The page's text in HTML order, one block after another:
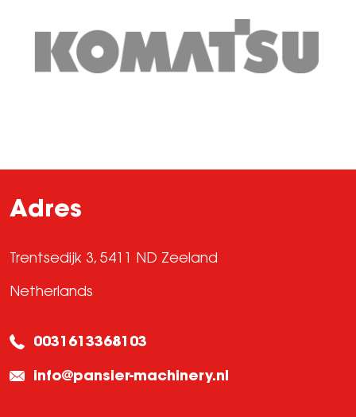
Adres
Trentsedijk 3, 5411 ND Zeeland
Netherlands
0031613368103
info@pansier-machinery.nl